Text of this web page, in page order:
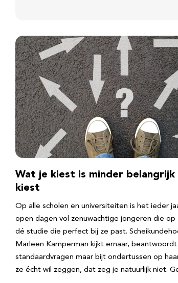
Wat je kiest is minder belangrijk
kiest
Op alle scholen en universiteiten is het ieder
open dagen vol zenuwachtige jongeren die op
dé studie die perfect bij ze past.
Marleen Kamperman kijkt ernaar,
standaardvragen maar bijt ondertussen op
ze écht wil zeggen, dat zeg je natuurlijk niet.